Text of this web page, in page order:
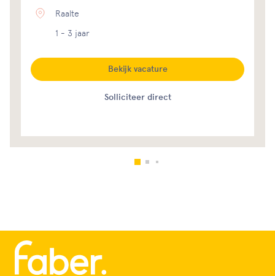
Raalte
1 - 3 jaar
Solliciteer direct
Bekijk vacature